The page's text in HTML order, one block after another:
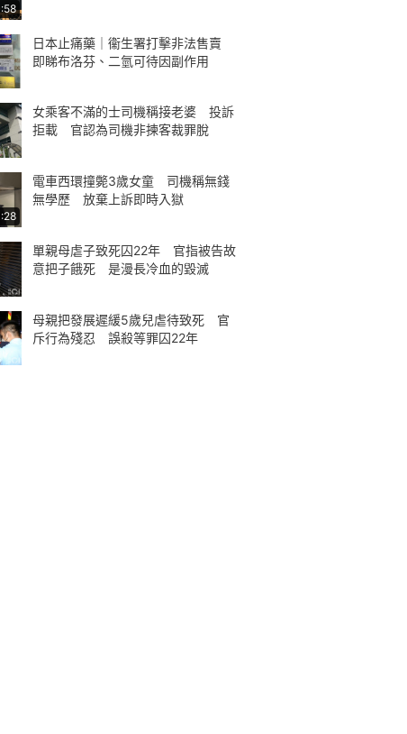
日本止痛藥｜衞生署打擊非法售賣
即睇布洛芬、二氫可待因副作用
女乘客不滿的士司機稱接老婆 投訴
拒載 官認為司機非揀客裁罪脫
電車西環撞斃3歲女童 司機稱無錢
無學歷 放棄上訴即時入獄
單親母虐子致死囚22年 官指被告故
意把子餓死 是漫長冷血的毀滅
母親把發展遲緩5歲兒虐待致死 官
斥行為殘忍 誤殺等罪囚22年